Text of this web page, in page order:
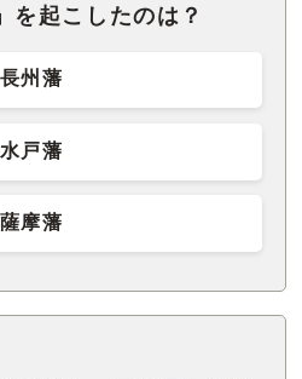
を起こしたのは？
長州藩
水戸藩
薩摩藩